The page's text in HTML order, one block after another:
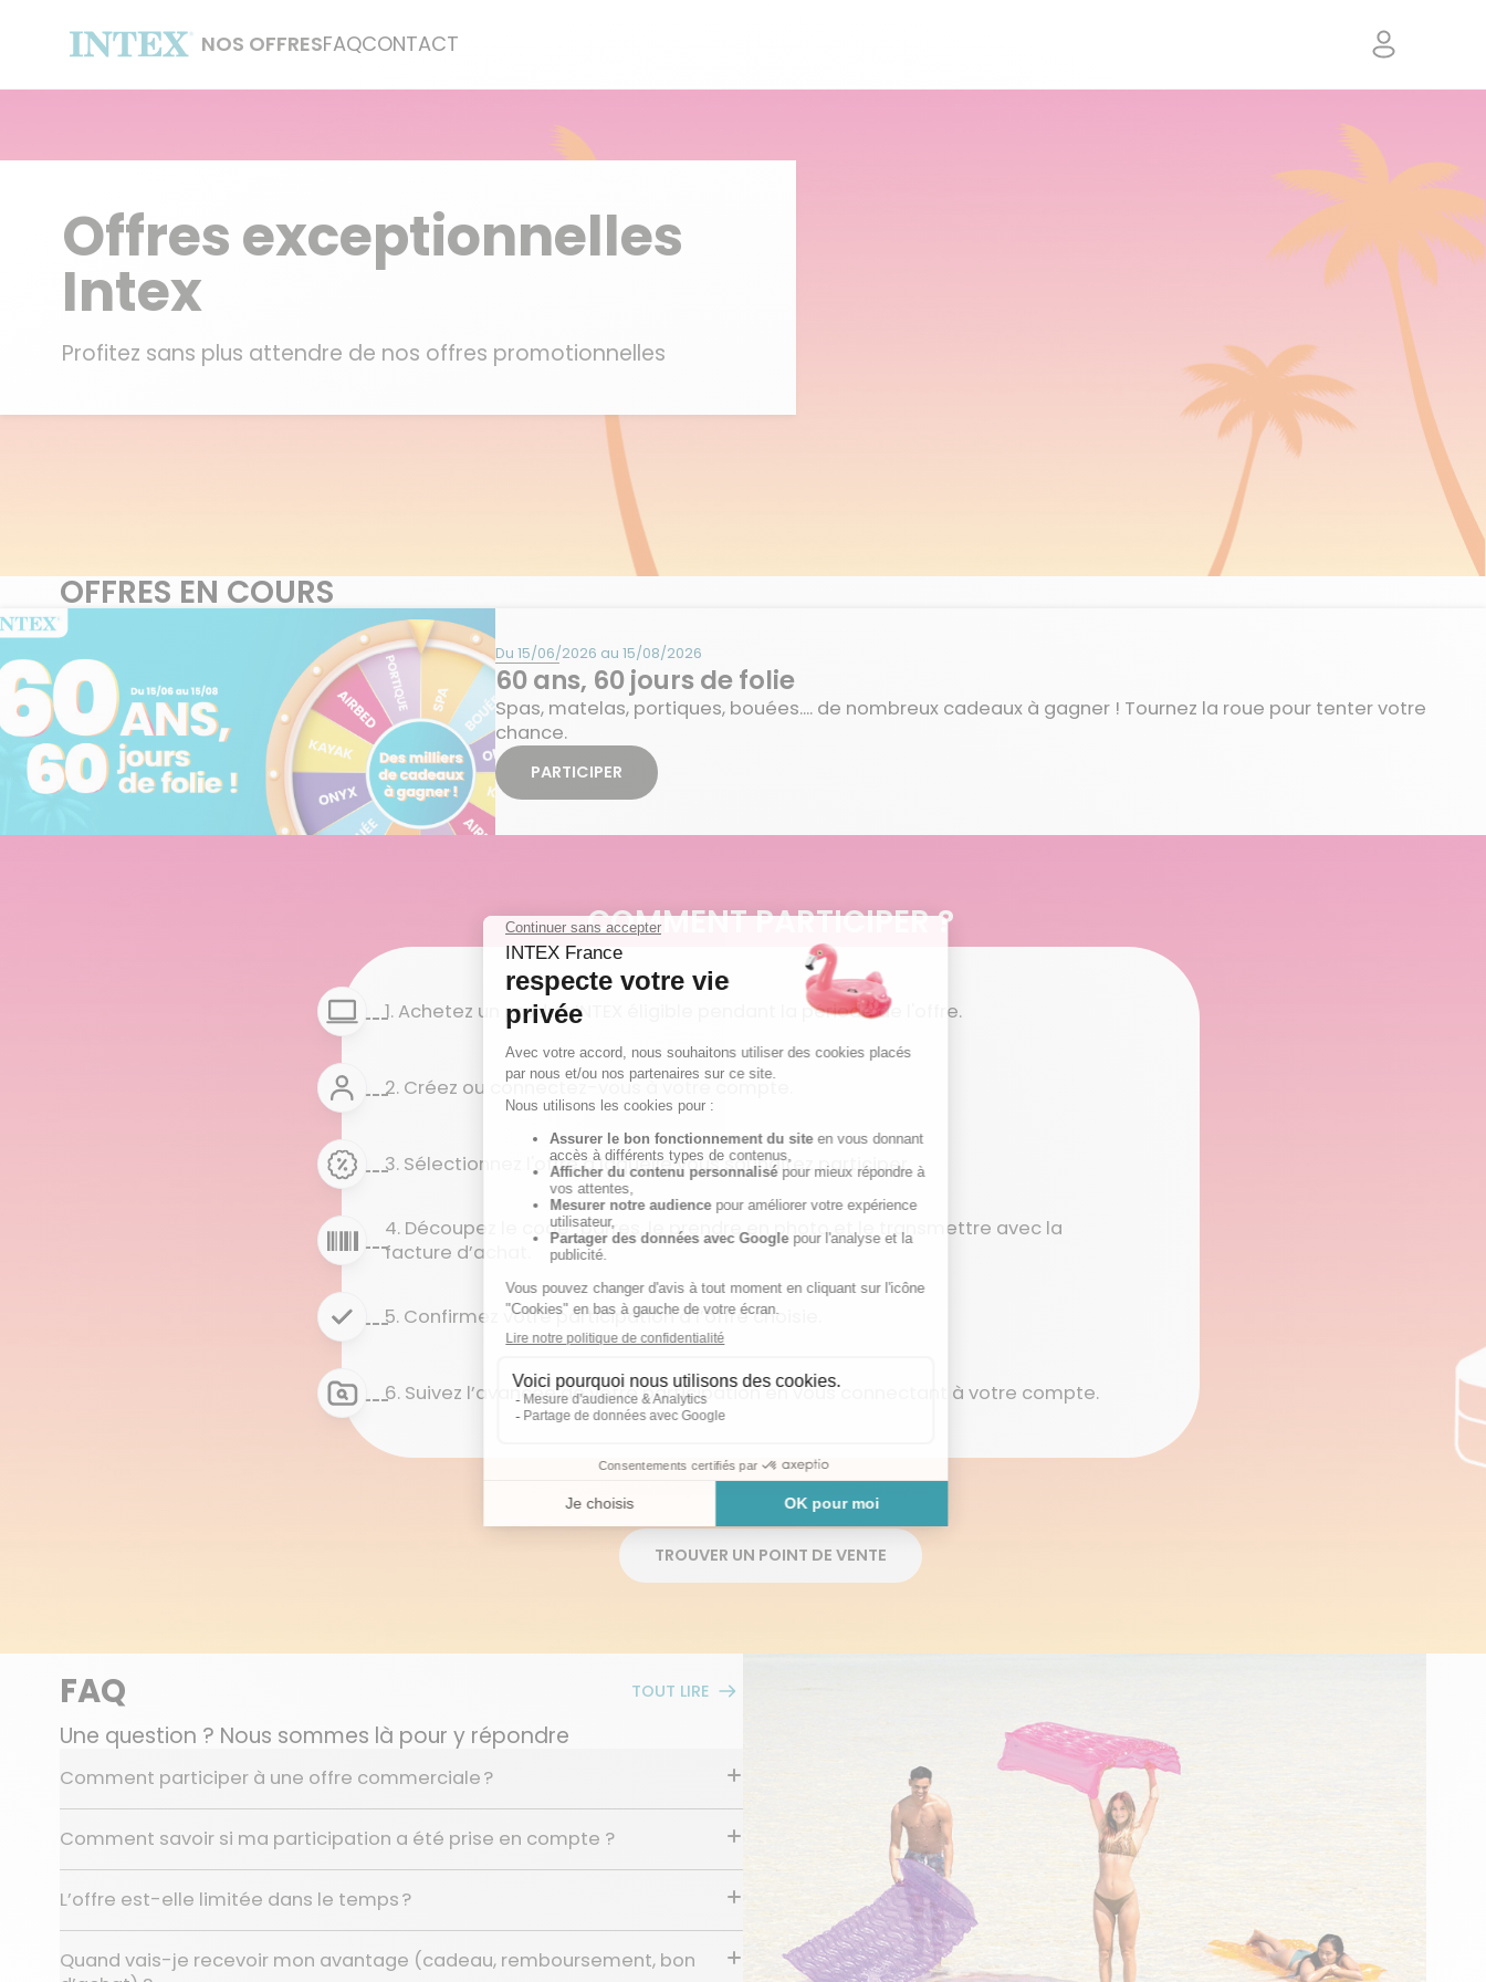
NOS OFFRESFAQCONTACT
Offres exceptionnelles
Intex
Profitez sans plus attendre de nos offres promotionnelles
OFFRES EN COURS
Du 15/06/2026 au 15/08/2026
60 ans, 60 jours de folie
Spas, matelas, portiques, bouées.... de nombreux cadeaux à gagner ! Tournez la roue pour tenter votre
chance.
PARTICIPER
COMMENT PARTICIPER ?
1. Achetez un produit INTEX éligible pendant la période de l'offre.
2. Créez ou connectez-vous à votre compte.
3. Sélectionnez l'offre à laquelle vous souhaitez participer.
4. Découpez le code-barres, le prendre en photo et le transmettre avec la
facture d’achat.
5. Confirmez votre participation à l’offre choisie.
6. Suivez l’avancée de votre participation en vous connectant à votre compte.
TROUVER UN POINT DE VENTE
FAQ
Une question ? Nous sommes là pour y répondre
TOUT LIRE
Comment participer à une offre commerciale ?
Comment savoir si ma participation a été prise en compte ?
L’offre est-elle limitée dans le temps ?
Quand vais-je recevoir mon avantage (cadeau, remboursement, bon